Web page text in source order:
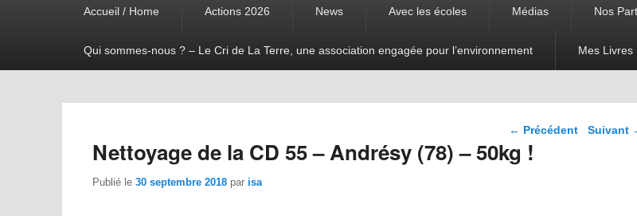
Accueil / Home Actions 2026 News Avec les écoles Médias Nos
Qui sommes-nous ? – Le Cri de La Terre, une association engagée pour l’environnement Mes Livres
Navigation dans
← Précédent Suivant
Nettoyage de la CD 55 – Andrésy (78) – 50kg !
Publié le 30 septembre 2018 par isa